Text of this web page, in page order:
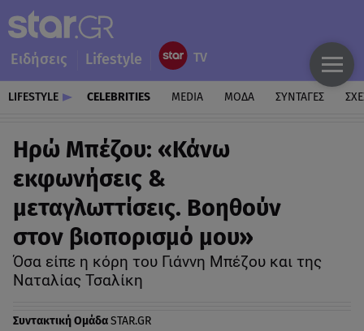
Ειδήσεις Lifestyle
LIFESTYLE CELEBRITIES MEDIA ΜΟΔΑ ΣΥΝΤΑΓΕΣ
Ηρώ Μπέζου: «Κάνω
εκφωνήσεις &
μεταγλωττίσεις. Βοηθούν
στον βιοπορισμό μου»
Όσα είπε η κόρη του Γιάννη Μπέζου και της
Ναταλίας Τσαλίκη
Συντακτική ΟμάδαSTAR.GR